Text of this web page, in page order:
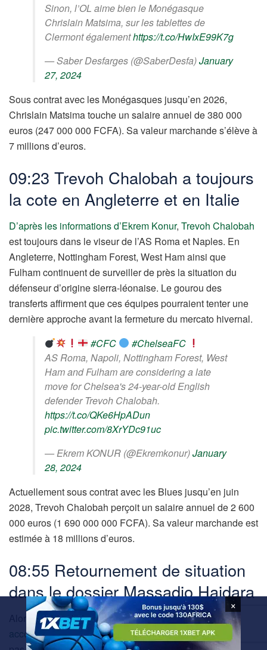
Sinon, l’OL aime bien le Monégasque
Chrislain Matsima, sur les tablettes de
Clermont égalementhttps://t.co/HwIxE99K7g
— Saber Desfarges (@SaberDesfa)January
27, 2024
Sous contrat avec les Monégasques jusqu’en 2026,
Chrislain Matsima touche un salaire annuel de 380 000
euros (247 000 000 FCFA). Sa valeur marchande s’élève à
7 millions d’euros.
09:23 Trevoh Chalobah a toujours
la cote en Angleterre et en Italie
D’après les informations d’Ekrem Konur, Trevoh Chalobah
est toujours dans le viseur de l’AS Roma et Naples. En
Angleterre, Nottingham Forest, West Ham ainsi que
Fulham continuent de surveiller de près la situation du
défenseur d’origine sierra-léonaise. Le gourou des
transferts affirment que ces équipes pourraient tenter une
dernière approche avant la fermeture du mercato hivernal.
#CFC
#ChelseaFC
AS Roma, Napoli, Nottingham Forest, West
Ham and Fulham are considering a late
move for Chelsea's 24-year-old English
defender Trevoh Chalobah.
https://t.co/QKe6HpADun
pic.twitter.com/8XrYDc91uc
— Ekrem KONUR (@Ekremkonur)January
28, 2024
Actuellement sous contrat avec les Blues jusqu’en juin
2028, Trevoh Chalobah perçoit un salaire annuel de 2 600
000 euros (1 690 000 000 FCFA). Sa valeur marchande est
estimée à 18 millions d’euros.
08:55 Retournement de situation
dans le dossier Massadio Haidara
Alors que le RC Lens et le FC Nantesont déjà trouvé un
accord pour son transfert, Massadio Haidarane bougera
×